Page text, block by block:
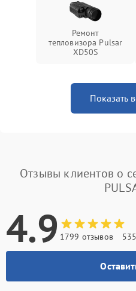
Ремонт
тепловизора Pulsar
XD50S
Показать
Отзывы клиентов о
4.9 1799 отзывов